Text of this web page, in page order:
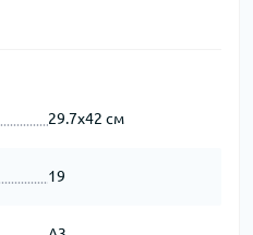
29.7x42 см
19